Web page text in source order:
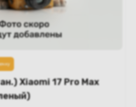
Xiaomi 17 Pro Max